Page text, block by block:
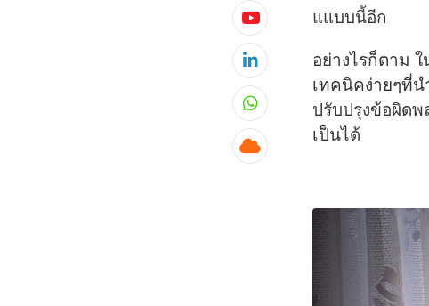
Youtube
LinkedIn
Whatsapp
Cloud
แแบบนี้อีก
อย่างไรก็ตาม
เทคนิคง่ายๆที่
ปรับปรุงข้อผิดพ
เป็นได้